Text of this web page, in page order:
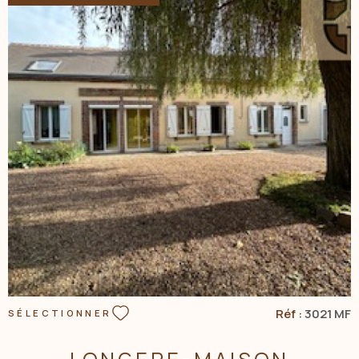
VOIR LE BIEN
SÉLECTIONNER Réf :3021 MF